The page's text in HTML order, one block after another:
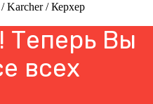
Karcher / Керхер
Теперь Вы
всех